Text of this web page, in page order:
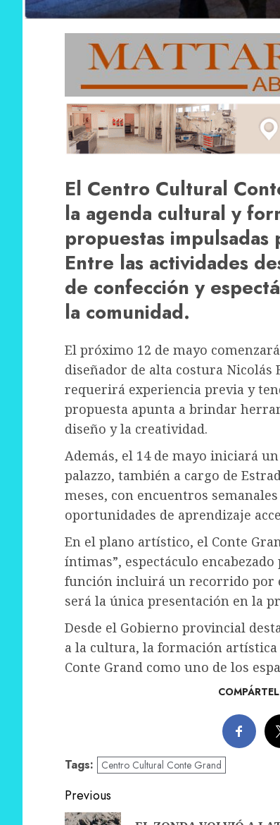
El Centro Cultural
la agenda cultural y
propuestas
Entre las actividades
de confección y
la comunidad.
El próximo 12 de mayo
diseñador de alta costura Nicolás
requerirá experiencia previa y
propuesta apunta a brindar
diseño y la creatividad.
Además, el 14 de mayo iniciará
palazzo, también a cargo de
meses, con encuentros
oportunidades de aprendizaje
En el plano artístico, el Conte
íntimas”, espectáculo
función incluirá un recorrido por
será la única presentación en la
Desde el Gobierno provincial
a la cultura, la formación
Conte Grand como uno de los
Tags: Centro Cultural Conte Grand
Post
Previous